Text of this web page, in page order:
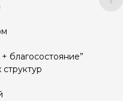
благосостояние”